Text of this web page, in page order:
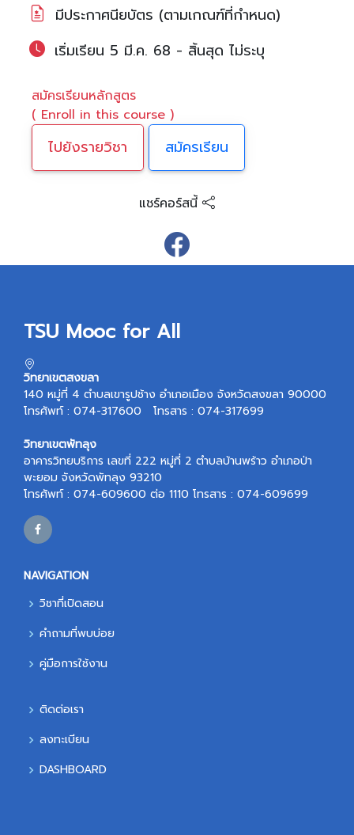
มีประกาศนียบัตร (ตามเกณฑ์ที่กำหนด)
เริ่มเรียน 5 มี.ค. 68 - สิ้นสุด ไม่ระบุ
สมัครเรียนหลักสูตร
( Enroll in this course )
ไปยังรายวิชา สมัครเรียน
แชร์คอร์สนี้
TSU Mooc for All
วิทยาเขตสงขลา
140 หมู่ที่ 4 ตำบลเขารูปช้าง อำเภอเมือง จังหวัดสงขลา 90000
โทรศัพท์ : 074-317600 โทรสาร : 074-317699
วิทยาเขตพัทลุง
อาคารวิทยบริการ เลขที่ 222 หมู่ที่ 2 ตำบลบ้านพร้าว อำเภอป่า
พะยอม จังหวัดพัทลุง 93210
โทรศัพท์ : 074-609600 ต่อ 1110 โทรสาร : 074-609699
NAVIGATION
วิชาที่เปิดสอน
คำถามที่พบบ่อย
คู่มือการใช้งาน
ติดต่อเรา
ลงทะเบียน
DASHBOARD